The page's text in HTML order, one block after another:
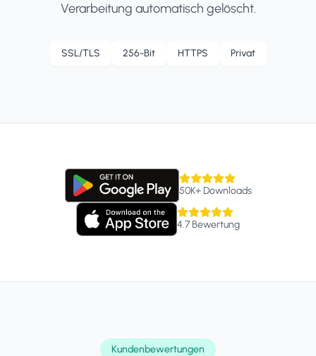
Verarbeitung automatisch gelöscht.
SSL/TLS 256-Bit HTTPS Privat
50K+Downloads
4.7Bewertung
Kundenbewertungen